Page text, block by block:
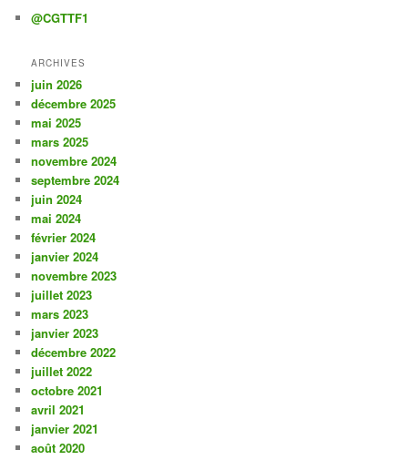
@CGTTF1
ARCHIVES
juin 2026
décembre 2025
mai 2025
mars 2025
novembre 2024
septembre 2024
juin 2024
mai 2024
février 2024
janvier 2024
novembre 2023
juillet 2023
mars 2023
janvier 2023
décembre 2022
juillet 2022
octobre 2021
avril 2021
janvier 2021
août 2020